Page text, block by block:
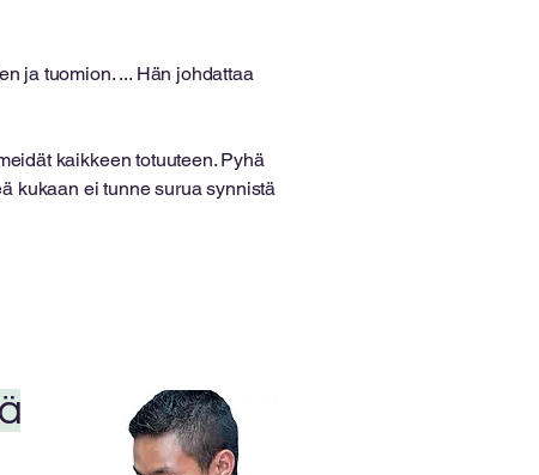
ja tuomion. ... Hän johdattaa
kaikkeen totuuteen. Pyhä
kukaan ei tunne surua synnistä